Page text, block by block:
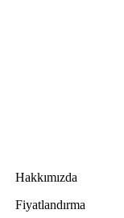
Hakkımızda
Fiyatlandırma